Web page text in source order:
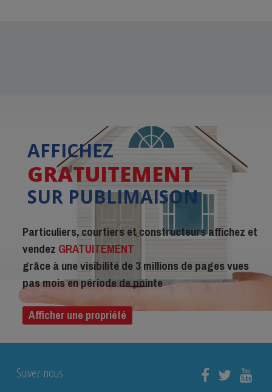
AFFICHEZ
GRATUITEMENT
SUR PUBLIMAISON
Particuliers, courtiers et constructeurs affichez et
vendez GRATUITEMENT
grâce à une visibilité de 3 millions de pages vues
pas mois en période de pointe
Afficher une propriété
Suivez-nous